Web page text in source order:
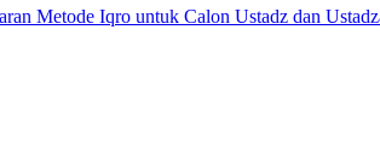
Metode Iqro untuk Calon Ustadz dan